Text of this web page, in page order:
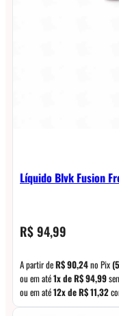
Líquido Blvk Fusion
R$94,99
A partir deR$90,24no Pix
ou em até1x deR$94,99
ou em até12x deR$11,32